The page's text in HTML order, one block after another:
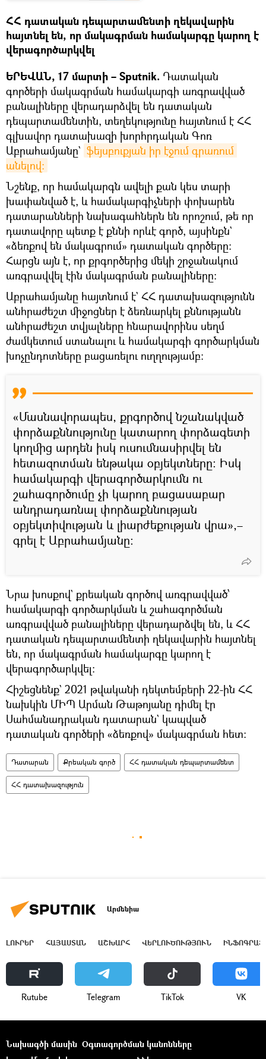
ՀՀ դատական դեպարտամենտի ղեկավարին
հայտնել են, որ մակագրման համակարգը կարող է
վերագործարկվել
ԵՐԵՎԱՆ, 17 մարտի – Sputnik. Դատական
գործերի մակագրման համակարգի առգրավված
բանալիները վերադարձվել են դատական
դեպարտամենտին, տեղեկությունը հայտնում է ՀՀ
գլխավոր դատախազի խորհրդական Գոռ
Աբրահամյանը` ֆեյսբուքյան իր էջում գրառում
անելով։
Նշենք, որ համակարգն ավելի քան կես տարի
խափանված է, և համակարգիչների փոխարեն
դատարանների նախագահներն են որոշում, թե որ
դատավորը պետք է քննի որևէ գործ, այսինքն`
«ձեռքով են մակագրում» դատական գործերը։
Հարցն այն է, որ քրգործերից մեկի շրջանակում
առգրավվել էին մակագրման բանալիները։
Աբրահամյանը հայտնում է` ՀՀ դատախազությունն
անհրաժեշտ միջոցներ է ձեռնարկել քննությանն
անհրաժեշտ տվյալները հնարավորինս սեղմ
ժամկետում ստանալու և համակարգի գործարկման
խոչընդոտները բացառելու ուղղությամբ։
«Մասնավորապես, քրգործով նշանակված
փորձաքննությունը կատարող փորձագետի
կողմից արդեն իսկ ուսումնասիրվել են
հետազոտման ենթակա օբյեկտները։ Իսկ
համակարգի վերագործարկումն ու
շահագործումը չի կարող բացասաբար
անդրադառնալ փորձաքննության
օբյեկտիվության և լիարժեքության վրա»,–
գրել է Աբրահամյանը։
Նրա խոսքով` քրեական գործով առգրավված՝
համակարգի գործարկման և շահագործման
առգրավված բանալիները վերադարձվել են, և ՀՀ
դատական դեպարտամենտի ղեկավարին հայտնել
են, որ մակագրման համակարգը կարող է
վերագործարկվել։
Հիշեցնենք` 2021 թվականի դեկտեմբերի 22-ին ՀՀ
նախկին ՄԻՊ Արման Թաթոյանը դիմել էր
Սահմանադրական դատարան` կապված
դատական գործերի «ձեռքով» մակագրման հետ։
Դատարան Քրեական գործ ՀՀ դատական դեպարտամենտ
ՀՀ դատախազություն
Արմենիա
ԼՈՒՐԵՐ ՀԱՅԱՍՏԱՆ ԱՇԽԱՐՀ ՎԵՐԼՈՒԾՈՒԹՅՈՒՆ
Rutube Telegram ТikТоk VK
Նախագծի մասին Օգտագործման կանոնները